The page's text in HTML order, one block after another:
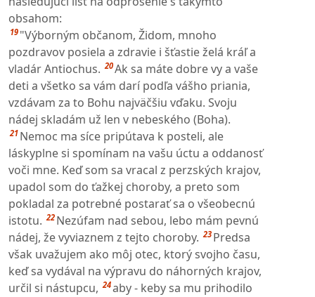
obsahom:
19 "Výborným občanom, Židom, mnoho
pozdravov posiela a zdravie i šťastie želá kráľ a
vladár Antiochus. 20Ak sa máte dobre vy a vaše
deti a všetko sa vám darí podľa vášho priania,
vzdávam za to Bohu najväčšiu vďaku. Svoju
nádej skladám už len v nebeského (Boha).
21 Nemoc ma síce pripútava k posteli, ale
láskyplne si spomínam na vašu úctu a oddanosť
voči mne. Keď som sa vracal z perzských krajov,
upadol som do ťažkej choroby, a preto som
pokladal za potrebné postarať sa o všeobecnú
istotu. 22 Nezúfam nad sebou, lebo mám pevnú
nádej, že vyviaznem z tejto choroby. 23 Predsa
však uvažujem ako môj otec, ktorý svojho času,
keď sa vydával na výpravu do náhorných krajov,
určil si nástupcu, 24aby - keby sa mu prihodilo